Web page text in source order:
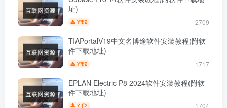
址)
Y币2 2709
TIAPortalV19中文名博途软件安装教程(附软
件下载地址)
Y币2 1717
EPLAN Electric P8 2024软件安装教程(附软
件下载地址)
Y币2 1704